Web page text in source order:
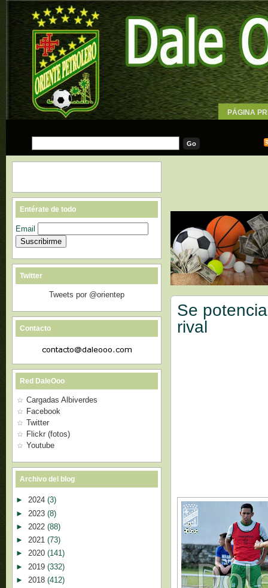
PÁGINA
Se
rival
Entérate de todo
Email
Twitter
Tweets por @orientep
Contacto
Red DaleOoo
Cargadas Albiverdes
Facebook
Twitter
Flickr (fotos)
Youtube
Archivo del blog
► 2024 (3)
► 2023 (8)
► 2022 (88)
► 2021 (73)
► 2020 (141)
► 2019 (332)
► 2018 (412)